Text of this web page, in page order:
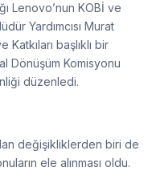
Lenovo’nun KOBİ ve
Yardımcısı Murat
başlıklı bir
Dönüşüm Komisyonu
düzenledi.
değişikliklerden biri de
ele alınması oldu.